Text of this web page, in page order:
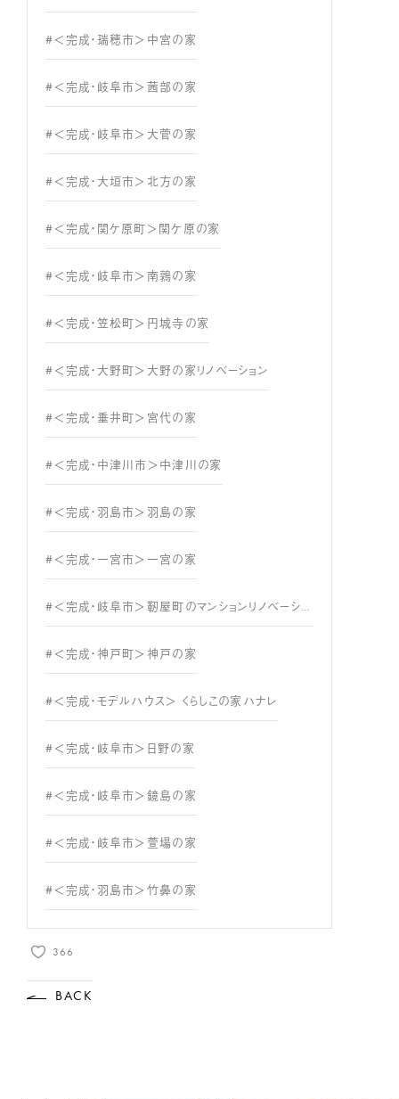
#＜完成・瑞穂市＞中宮の家
#＜完成・岐阜市＞茜部の家
#＜完成・岐阜市＞大菅の家
#＜完成・大垣市＞北方の家
#＜完成・関ケ原町＞関ケ原の家
#＜完成・岐阜市＞南鶉の家
#＜完成・笠松町＞円城寺の家
#＜完成・大野町＞大野の家リノベーション
#＜完成・垂井町＞宮代の家
#＜完成・中津川市＞中津川の家
#＜完成・羽島市＞羽島の家
#＜完成・一宮市＞一宮の家
#＜完成・岐阜市＞靭屋町のマンションリノベーション
#＜完成・神戸町＞神戸の家
#＜完成・モデルハウス＞ くらしこの家ハナレ
#＜完成・岐阜市＞日野の家
#＜完成・岐阜市＞鏡島の家
#＜完成・岐阜市＞萱場の家
#＜完成・羽島市＞竹鼻の家
366
BACK